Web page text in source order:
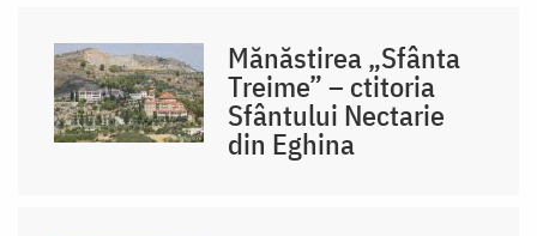
Mănăstirea „Sfânta
Treime” – ctitoria
Sfântului Nectarie
din Eghina